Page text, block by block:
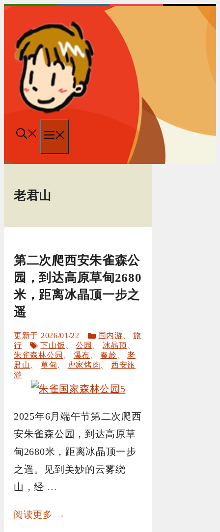
跳
单
老君山
第二次爬西安朱雀森公
园，到达高原草甸2680
米，距离冰晶顶一步之
遥
2026/01/22
分
类
国内游 、旅
行
标
签
下山饭 公园 冰晶顶
朱雀森林公园
瀑布 、秦岭 、老
君山
草甸 虎家烤肉
西安旅
游
2025年6月端午节第二次爬西
安朱雀森公园，到达高原草
甸2680米，距离冰晶顶一步
之遥。见到美妙的云雾绕
山，经 …
阅读更多 →